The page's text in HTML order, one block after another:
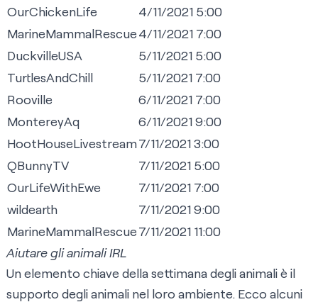
OurChickenLife
4/11/2021 5:00
MarineMammalRescue4/11/2021 7:00
DuckvilleUSA
5/11/2021 5:00
TurtlesAndChill
5/11/2021 7:00
Rooville
6/11/2021 7:00
MontereyAq
6/11/2021 9:00
HootHouseLivestream7/11/2021 3:00
QBunnyTV
7/11/2021 5:00
OurLifeWithEwe
7/11/2021 7:00
wildearth
7/11/2021 9:00
MarineMammalRescue7/11/2021 11:00
Aiutare gli animali IRL
Un elemento chiave della settimana degli animali è il
supporto degli animali nel loro ambiente. Ecco alcuni